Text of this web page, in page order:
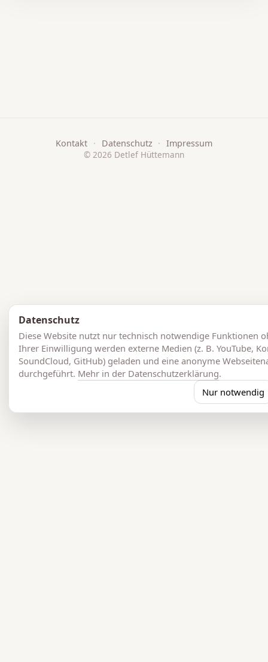
Kontakt · Datenschutz · Impressum
© 2026 Detlef Hüttemann
Datenschutz
Diese Website nutzt nur technisch notwendige Funktionen
Ihrer Einwilligung werden externe Medien (z. B. YouTube,
SoundCloud, GitHub) geladen und eine anonyme
durchgeführt. Mehr in der Datenschutzerklärung.
Nur notwendig